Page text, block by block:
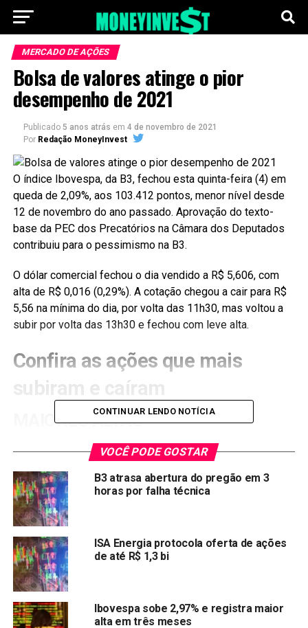
MERCADO DE AÇÕES
Bolsa de valores atinge o pior
desempenho de 2021
Publicado 5 anos atrás em 4 de novembro de 2021
Por Redação MoneyInvest
O índice Ibovespa, da B3, fechou esta quinta-feira (4) em
queda de 2,09%, aos 103.412 pontos, menor nível desde
12 de novembro do ano passado. Aprovação do texto-
base da PEC dos Precatórios na Câmara dos Deputados
contribuiu para o pessimismo na B3.
O dólar comercial fechou o dia vendido a R$ 5,606, com
alta de R$ 0,016 (0,29%). A cotação chegou a cair para R$
5,56 na mínima do dia, por volta das 11h30, mas voltou a
subir por volta das 13h30 e fechou com leve alta.
Confira as ações que mais
subiram e caíram
MAIORES ALTAS
BEEF3 +3.68%
R$ 10,42
MRFG3
+3.59%
R$ 26,78
JBSS3
+3.04%
R$ 37,88
RADL3
LWSA3
+1.47% R$ 20,62
MAIORES BAIXAS
RDOR3 -8.17%
R$ 57,21
CONTINUAR LENDO NOTÍCIA
VOCÊ PODE GOSTAR
B3 atrasa abertura do pregão em 3
horas por falha técnica
ISA Energia protocola oferta de ações
de até R$ 1,3 bi
Ibovespa sobe 2,97% e registra maior
alta em três meses